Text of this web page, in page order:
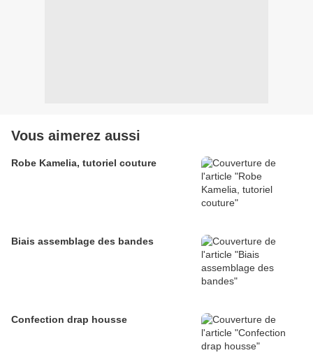
Vous aimerez aussi
Robe Kamelia, tutoriel couture
Biais assemblage des bandes
Confection drap housse